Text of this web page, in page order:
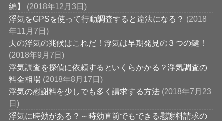
編】
(2018年12月3日)
浮気をGPSを使って行動調査すると違法になる？ (2018
年11月7日)
夫の浮気の兆候はこれだ！浮気は早期発見の３つの鍵！
(2018年9月7日)
浮気調査を探偵に依頼するといくらかかる？浮気調査の
料金相場 (2018年8月17日)
浮気の慰謝料を少しでも多く請求する方法 (2018年7月23
日)
浮気に時効がある？～時効直前でもできる慰謝料請求の